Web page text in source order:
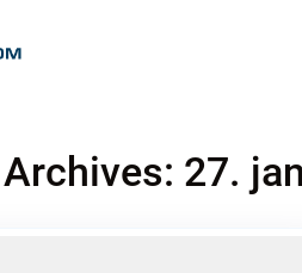
27.